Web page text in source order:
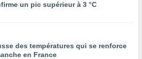
un pic supérieur à 3 °C
des températures qui se renforce
en France